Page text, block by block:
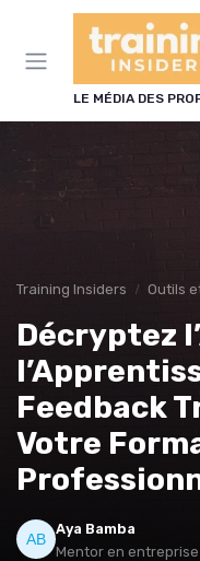
LE MÉDIA DES
Training Insiders Outils et
Décryptez
Feedback
Votre
Aya Bamba
Mentor en entreprise
Panneau de gestion des